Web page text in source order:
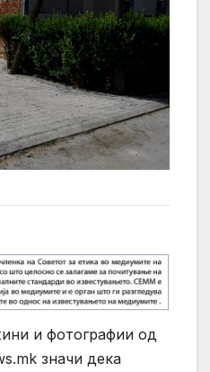
и фотографии од
значи дека